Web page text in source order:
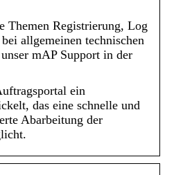
Themen Registrierung, Log
allgemeinen technischen
mAP Support in der
ein
das eine schnelle und
Abarbeitung der